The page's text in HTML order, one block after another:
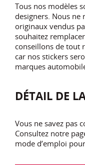
Tous nos modèles
designers. Nous ne
originaux vendus
souhaitez
conseillons de tout
car nos stickers
marques
DÉTAIL DE
Vous ne savez pas
Consultez notre
mode d’emploi